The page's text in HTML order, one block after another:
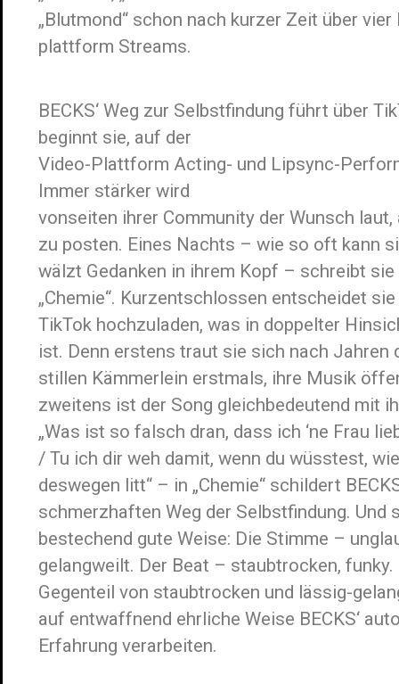
„Blutmond“ schon nach kurzer Zeit über
plattform Streams.
BECKS‘ Weg zur Selbstfindung führt über
beginnt sie, auf der
Video-Plattform Acting- und Lipsync-
Immer stärker wird
vonseiten ihrer Community der Wunsch
zu posten. Eines Nachts – wie so oft kann
wälzt Gedanken in ihrem Kopf – schreibt
„Chemie“. Kurzentschlossen entscheidet
TikTok hochzuladen, was in doppelter
ist. Denn erstens traut sie sich nach Jahren
stillen Kämmerlein erstmals, ihre Musik
zweitens ist der Song gleichbedeutend mit
„Was ist so falsch dran, dass ich ‘ne Frau
/ Tu ich dir weh damit, wenn du wüsstest,
deswegen litt“ – in „Chemie“ schildert
schmerzhaften Weg der Selbstfindung. Und
bestechend gute Weise: Die Stimme –
gelangweilt. Der Beat – staubtrocken,
Gegenteil von staubtrocken und lässig-
auf entwaffnend ehrliche Weise BECKS‘
Erfahrung verarbeiten.